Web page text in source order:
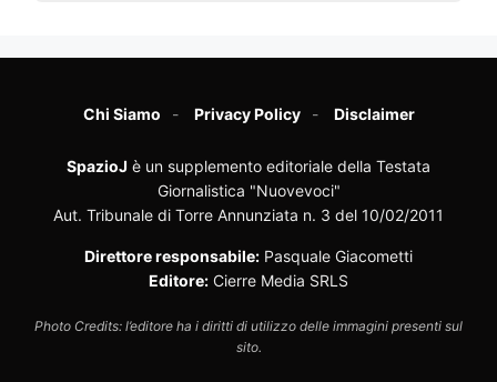
Chi Siamo Privacy Policy Disclaimer
SpazioJ è un supplemento editoriale della Testata
Giornalistica "Nuovevoci"
Aut. Tribunale di Torre Annunziata n. 3 del 10/02/2011
Direttore responsabile: Pasquale Giacometti
Editore: Cierre Media SRLS
Photo Credits: l’editore ha i diritti di utilizzo delle immagini presenti sul
sito.